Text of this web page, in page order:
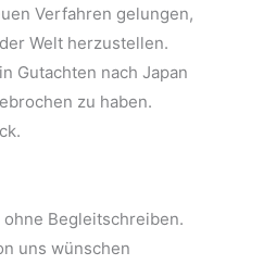
Verfahren gelungen,
Welt herzustellen.
Gutachten nach Japan
zu haben.
Begleitschreiben.
uns wünschen